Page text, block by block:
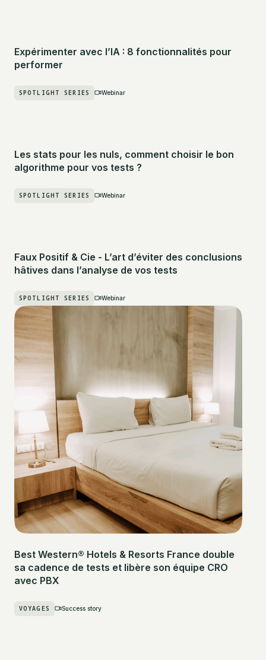
Expérimenter avec l’IA : 8 fonctionnalités pour
performer
SPOTLIGHT SERIES Webinar
Les stats pour les nuls, comment choisir le bon
algorithme pour vos tests ?
SPOTLIGHT SERIES Webinar
Faux Positif & Cie - L’art d’éviter des conclusions
hâtives dans l’analyse de vos tests
SPOTLIGHT SERIES Webinar
Best Western® Hotels & Resorts France double
sa cadence de tests et libère son équipe CRO
avec PBX
VOYAGES Success story